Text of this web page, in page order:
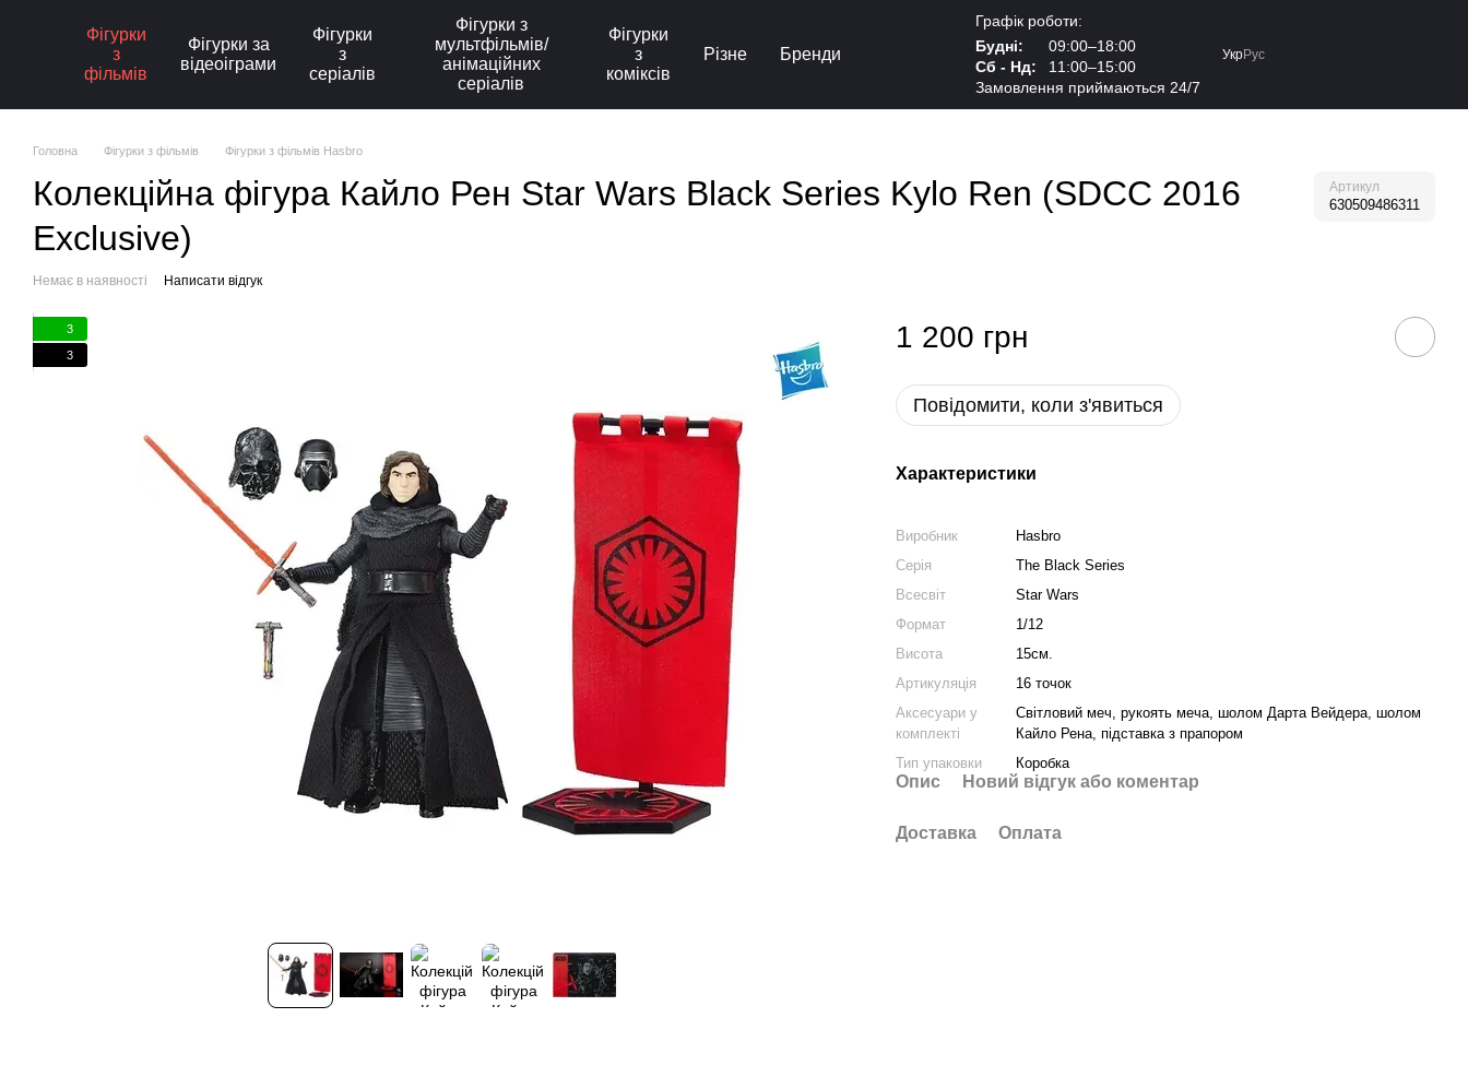
Фігурки
з
фільмів
Фігурки за
відеоіграми
Фігурки
з
серіалів
Фігурки з
мультфільмів/
анімаційних
серіалів
Фігурки
з
коміксів
Різне Бренди
Графік роботи:
Будні:
09:00–18:00
Сб - Нд:
11:00–15:00
Замовлення приймаються 24/7
УкрРус
Головна Фігурки з фільмів Фігурки з фільмів Hasbro
Колекційна фігура Кайло Рен Star Wars Black Series Kylo Ren (SDCC 2016
Exclusive)
Артикул
630509486311
Немає в наявності Написати відгук
3
3
1 200 грн
Повідомити, коли з'явиться
Характеристики
Виробник
Hasbro
Серія
The Black Series
Всесвіт
Star Wars
Формат
1/12
Висота
15см.
Артикуляція
16 точок
Аксесуари у
комплекті
Світловий меч, рукоять меча, шолом Дарта Вейдера, шолом
Кайло Рена, підставка з прапором
Тип упаковки
Коробка
Опис Новий відгук або коментар
Доставка Оплата